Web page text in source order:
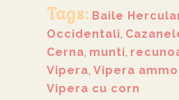
Tags: Baile
Occidentali,
Cerna, munti,
Vipera, Vipera
Vipera cu corn